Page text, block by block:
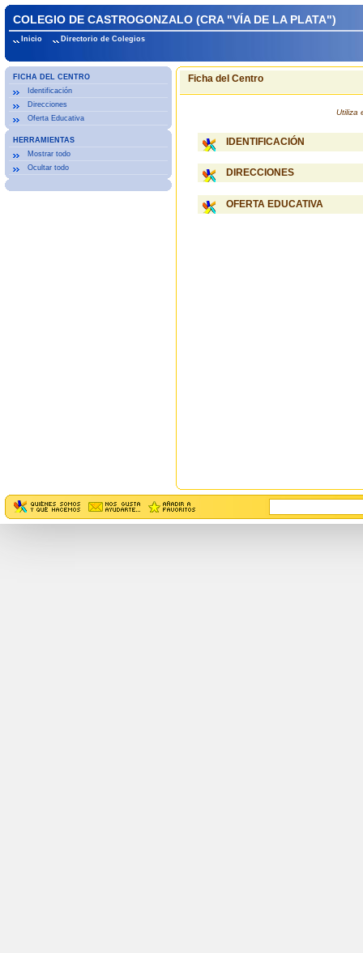
COLEGIO DE CASTROGONZALO (CRA "VÍA DE LA PLATA")
Inicio Directorio de Colegios
FICHA DEL CENTRO
Identificación
Direcciones
Oferta Educativa
HERRAMIENTAS
Mostrar todo
Ocultar todo
Ficha del Centro
Utiliza
IDENTIFICACIÓN
DIRECCIONES
OFERTA EDUCATIVA